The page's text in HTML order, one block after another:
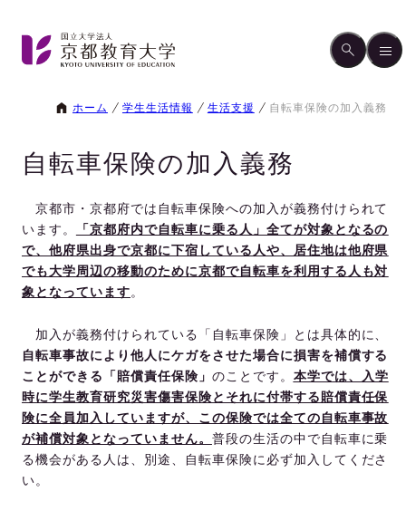
ホーム 学生生活情報 生活支援 自転車保険の加入義務
自転車保険の加入義務
京都市・京都府では自転車保険への加入が義務付けられて
います。
「京都府内で自転車に乗る人」全てが対象となるの
で、他府県出身で京都に下宿している人や、居住地は他府県
でも大学周辺の移動のために京都で自転車を利用する人も対
象となっています。
加入が義務付けられている「自転車保険」とは具体的に、
自転車事故により他人にケガをさせた場合に損害を補償する
ことができる「賠償責任保険」 のことです。 本学では、入学
時に学生教育研究災害傷害保険とそれに付帯する賠償責任保
険に全員加入していますが、この保険では全ての自転車事故
が補償対象となっていません。 普段の生活の中で自転車に乗
る機会がある人は、別途、自転車保険に必ず加入してくださ
い。